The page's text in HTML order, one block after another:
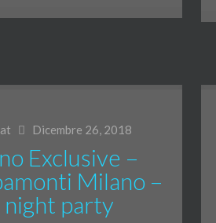
at Dicembre 26, 2018
Exclusive –
Milano –
night party